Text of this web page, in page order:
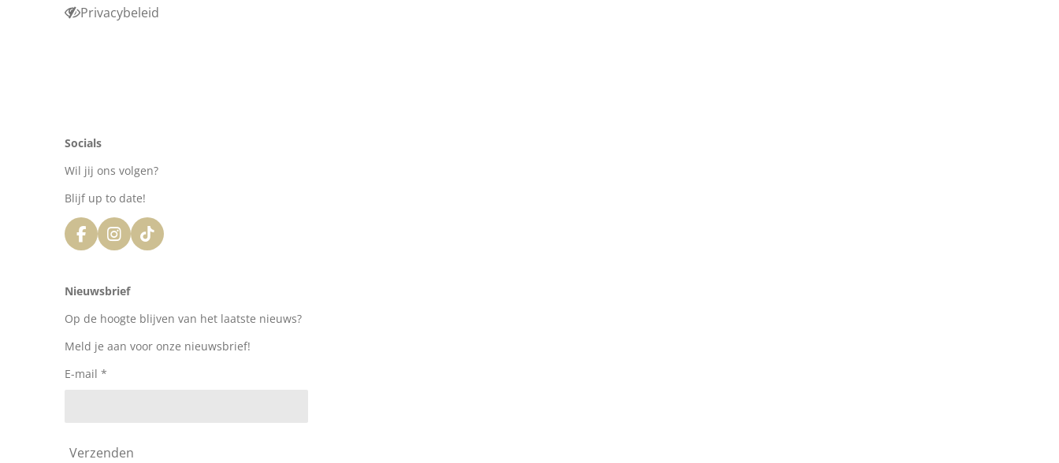
Privacybeleid
Socials
Wil jij ons volgen?
Blijf up to date!
F
a
e
b
o
k
I
n
t
a
g
a
T
i
k
Nieuwsbrief
Op de hoogte blijven van het laatste nieuws?
Meld je aan voor onze nieuwsbrief!
E-mail *
Verzenden